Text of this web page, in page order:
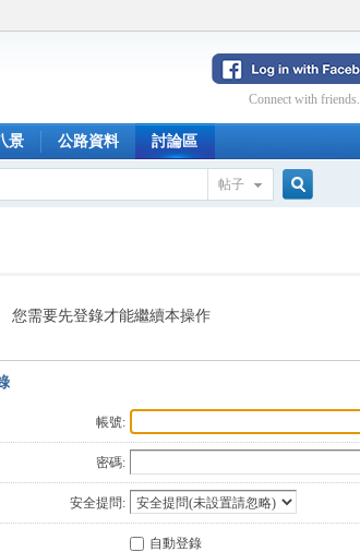
Connect with friends.
景 公路資料 討論區
帖子
您需要先登錄才能繼續本操作
帳號:
密碼:
安全提問:
自動登錄